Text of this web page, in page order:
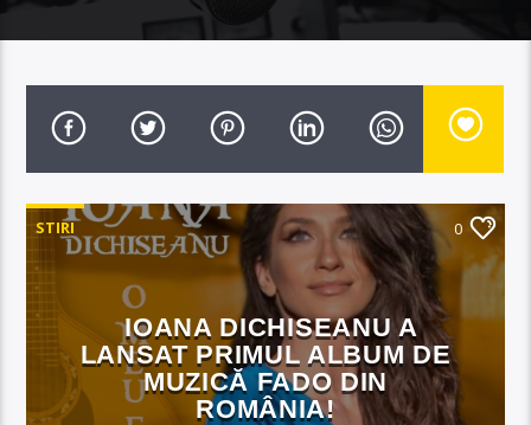
STIRI 0
IOANA DICHISEANU A
LANSAT PRIMUL ALBUM DE
MUZICĂ FADO DIN
ROMÂNIA!